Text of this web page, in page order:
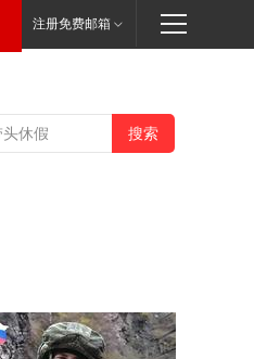
注册免费邮箱